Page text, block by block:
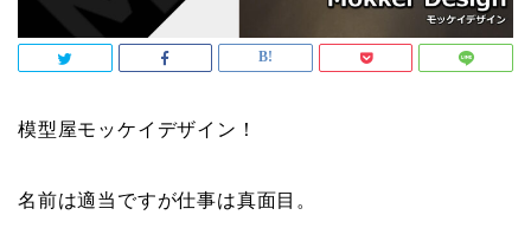
模型屋モッケイデザイン！
名前は適当ですが仕事は真面目。